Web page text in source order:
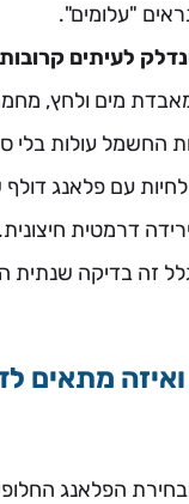
"עלומים".
לעיתים
מים ולחץ,
החשמל עולות בלי
עם פלאנג דולף
דרמטית
זה בדיקה שנתית
ואיזה מתאים
הפלאנג